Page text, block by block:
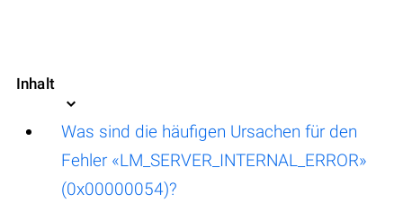
Inhalt
Was sind die häufigen Ursachen für den
Fehler «LM_SERVER_INTERNAL_ERROR»
(0x00000054)?